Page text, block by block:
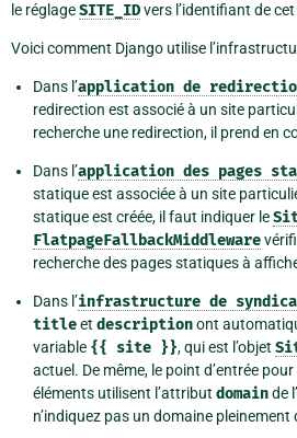
le réglageSITE_IDvers l’identifiant de
Voici comment Django utilise
Dans l’application de
redirection est associé à un site
recherche une redirection, il prend en
Dans l’application des pages
statique est associée à un site
statique est créée, il faut indiquer le
FlatpageFallbackMiddleware
recherche des pages statiques à
Dans l’infrastructure de
titleet descriptionont
variable {{ site }}, qui est l’objet
actuel. De même, le point d’entrée
éléments utilisent l’attribut domainde
n’indiquez pas un domaine pleinement